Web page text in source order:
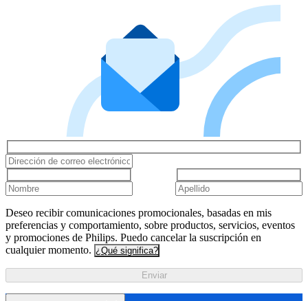
Deseo recibir comunicaciones promocionales, basadas en mis
preferencias y comportamiento, sobre productos, servicios, eventos
y promociones de Philips. Puedo cancelar la suscripción en
cualquier momento. ¿Qué significa?
Enviar